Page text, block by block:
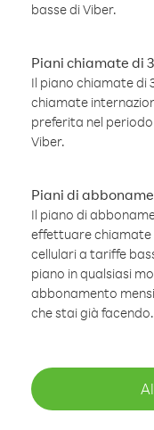
basse di Viber.
Piani chiamate di
Il piano chiamate di
chiamate
preferita nel
Viber.
Piani di
Il piano di
effettuare chiamate
cellulari a tariffe
piano in qualsiasi
abbonamento
che stai già facendo.